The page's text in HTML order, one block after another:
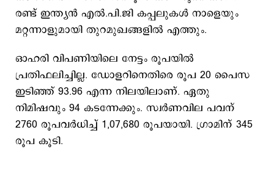
രണ്ട് ഇന്ത്യന്‍ എല്‍.പി.ജി കപ്പലുകള്‍ നാളെയും
മറ്റന്നാളുമായി തുറമുഖങ്ങളില്‍ എത്തും.
ഓഹരി വിപണിയിലെ നേട്ടം രൂപയില്‍
പ്രതിഫലിച്ചില്ല. ഡോളറിനെതിരെ രൂപ 20 പൈസ
ഇടിഞ്ഞ് 93.96 എന്ന നിലയിലാണ്. ഏതു
നിമിഷവും 94 കടന്നേക്കും. സ്വര്‍ണവില പവന്
2760 രൂപവര്‍ധിച്ച് 1,07,680 രൂപയായി. ഗ്രാമിന് 345
രൂപ കൂടി.